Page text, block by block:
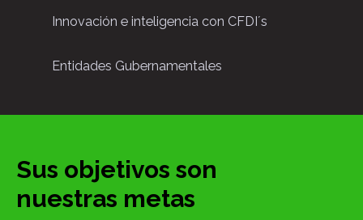
Innovación e inteligencia con CFDI´s
Entidades Gubernamentales
Sus objetivos son
nuestras metas